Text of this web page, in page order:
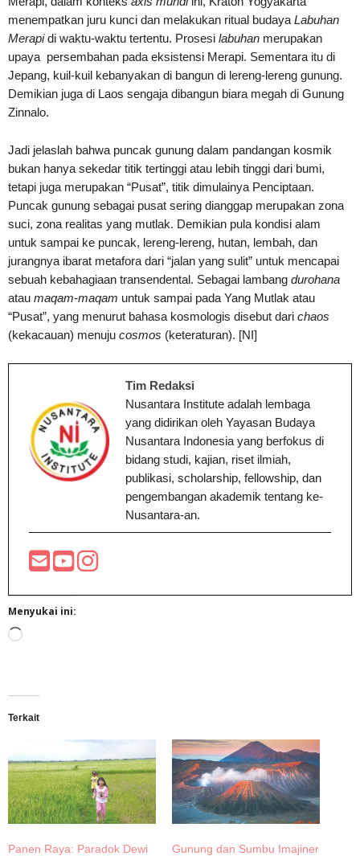
menempatkan juru kunci dan melakukan ritual budaya Labuhan
Merapidi waktu-waktu tertentu. Prosesi labuhan merupakan
upaya persembahan pada eksistensi Merapi. Sementara itu di
Jepang, kuil-kuil kebanyakan di bangun di lereng-lereng gunung.
Demikian juga di Laos sengaja dibangun biara megah di Gunung
Zinnalo.
Jadi jelaslah bahwa puncak gunung dalam pandangan kosmik
bukan hanya sekedar titik tertinggi atau lebih tinggi dari bumi,
tetapi juga merupakan “Pusat”, titik dimulainya Penciptaan.
Puncak gunung sebagai pusat sering dianggap merupakan zona
suci, zona realitas yang mutlak. Demikian pula kondisi alam
untuk sampai ke puncak, lereng-lereng, hutan, lembah, dan
jurangnya ibarat metafora dari “jalan yang sulit” untuk mencapai
sebuah kebahagiaan transendental. Sebagai lambang durohana
atau maqam-maqam untuk sampai pada Yang Mutlak atau
“Pusat”, yang menurut bahasa kosmologis disebut dari chaos
(kekacauan) menuju cosmos (keteraturan). [NI]
Tim Redaksi
Nusantara Institute adalah lembaga
yang didirikan oleh Yayasan Budaya
Nusantara Indonesia yang berfokus di
bidang studi, kajian, riset ilmiah,
publikasi, scholarship, fellowship, dan
pengembangan akademik tentang ke-
Nusantara-an.
Menyukai ini:
Memuat...
Terkait
Panen Raya: Paradok Dewi
Gunung dan Sumbu Imajiner